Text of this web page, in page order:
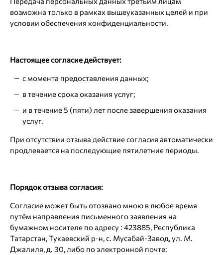
возможна только в рамках вышеуказанных целей и при
условии обеспечения конфиденциальности.
Настоящее согласие действует:
с момента предоставления данных;
в течение срока оказания услуг;
и в течение 5 (пяти) лет после завершения оказания
услуг.
При отсутствии отзыва действие согласия автоматически
продлевается на последующие пятилетние периоды.
Порядок отзыва согласия:
Согласие может быть отозвано мною в любое время
путём направления письменного заявления на
бумажном носителе по адресу : 423885, Республика
Татарстан, Тукаевский р-н, с. Мусабай-Завод, ул. М.
Джалиля, д. 30, либо по электронной почте: